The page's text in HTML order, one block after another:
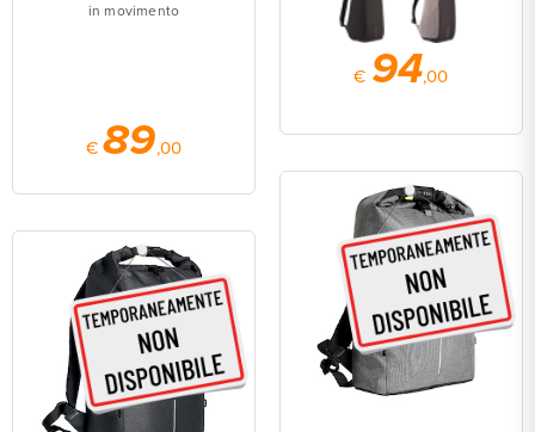
€ 94,00
in movimento
€89,00